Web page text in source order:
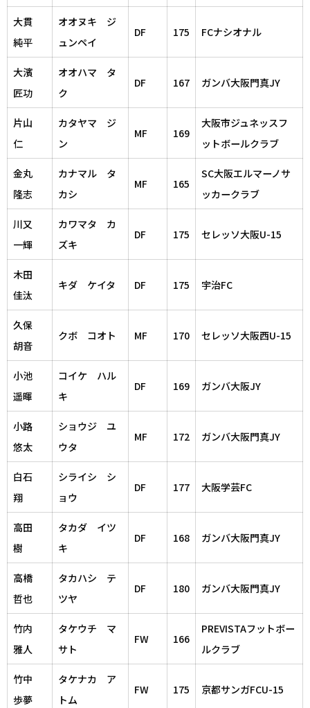
大貫
純平
オオヌキ ジ
ュンペイ
DF 175 FCナシオナル
大濱
匠功
オオハマ タ
ク
DF 167 ガンバ大阪門真JY
片山
仁
カタヤマ ジ
ン
MF 169
大阪市ジュネッスフ
ットボールクラブ
金丸
隆志
カナマル タ
カシ
MF 165
SC大阪エルマーノサ
ッカークラブ
川又
一輝
カワマタ カ
ズキ
DF 175 セレッソ大阪U-15
木田
佳汰
キダ ケイタ DF 175 宇治FC
久保
胡音
クボ コオト MF 170 セレッソ大阪西U-15
小池
遥暉
コイケ ハル
キ
DF 169 ガンバ大阪JY
小路
悠太
ショウジ ユ
ウタ
MF 172 ガンバ大阪門真JY
白石
翔
シライシ シ
ョウ
DF 177 大阪学芸FC
高田
樹
タカダ イツ
キ
DF 168 ガンバ大阪門真JY
高橋
哲也
タカハシ テ
ツヤ
DF 180 ガンバ大阪門真JY
竹内
雅人
タケウチ マ
サト
FW 166
PREVISTAフットボー
ルクラブ
竹中
歩夢
タケナカ ア
トム
FW 175 京都サンガFCU-15